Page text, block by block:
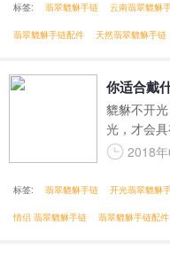
标签: 翡翠貔貅手链 云南翡翠貔貅
翡翠貔貅手链配件 天然翡翠貔貅手链
你适合戴
如何开光
貔貅不开
光，才会
貅很大概
2018
标签: 翡翠貔貅手链 开光翡翠貔貅
情侣 翡翠貔貅手链 翡翠貔貅手链配件